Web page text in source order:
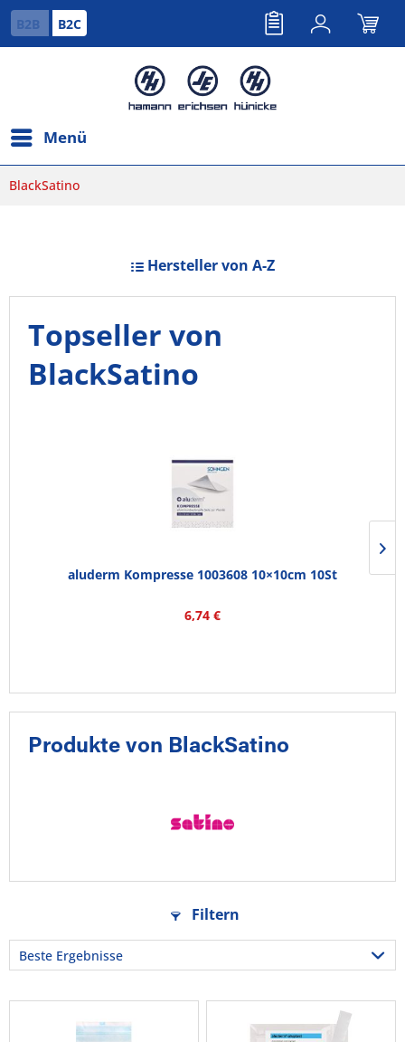
B2B B2C
Menü
BlackSatino
Hersteller von A-Z
Topseller von
BlackSatino
aluderm Kompresse 1003608 10×10cm 10St
6,74 €
Produkte von BlackSatino
Filtern